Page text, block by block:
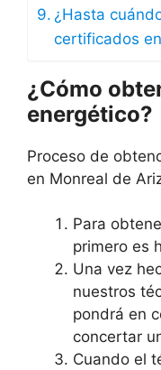
¿Hasta
certificados
¿Cómo
energético?
Proceso de
en Monreal de
Para
primero es
Una vez
nuestros
pondrá en
concertar
Cuando el